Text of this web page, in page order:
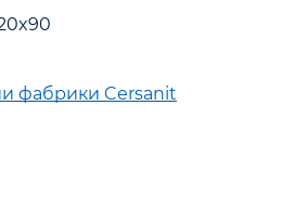
фабрики Cersanit